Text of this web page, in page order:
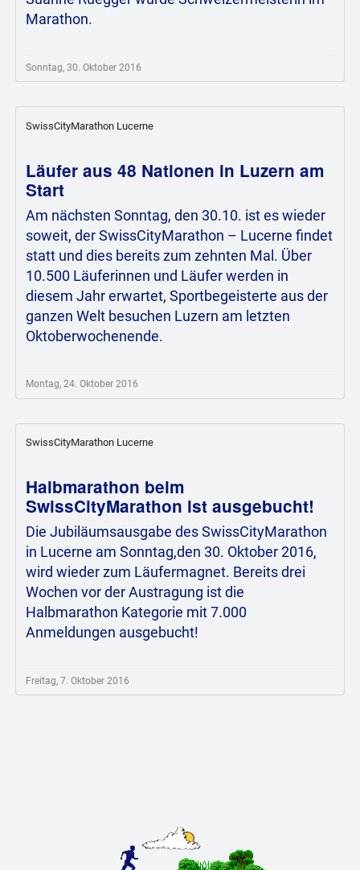
Marathon.
Sonntag, 30. Oktober 2016
SwissCityMarathon Lucerne
Läufer aus 48 Nationen in Luzern am
Start
Am nächsten Sonntag, den 30.10. ist es wieder
soweit, der SwissCityMarathon – Lucerne findet
statt und dies bereits zum zehnten Mal. Über
10.500 Läuferinnen und Läufer werden in
diesem Jahr erwartet, Sportbegeisterte aus der
ganzen Welt besuchen Luzern am letzten
Oktoberwochenende.
Montag, 24. Oktober 2016
SwissCityMarathon Lucerne
Halbmarathon beim
SwissCityMarathon ist ausgebucht!
Die Jubiläumsausgabe des SwissCityMarathon
in Lucerne am Sonntag,den 30. Oktober 2016,
wird wieder zum Läufermagnet. Bereits drei
Wochen vor der Austragung ist die
Halbmarathon Kategorie mit 7.000
Anmeldungen ausgebucht!
Freitag, 7. Oktober 2016